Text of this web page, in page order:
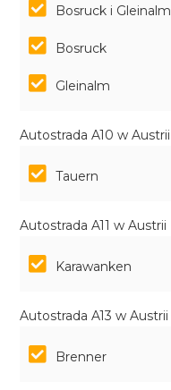
Bosruck i Gleinalm
Bosruck
Gleinalm
Autostrada A10 w Austrii
Tauern
Autostrada A11 w Austrii
Karawanken
Autostrada A13 w Austrii
Brenner